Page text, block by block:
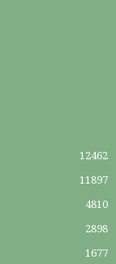
12462
11897
4810
2898
1677